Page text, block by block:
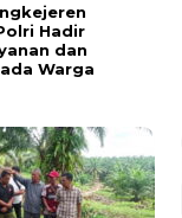
Hadir
dan
Warga